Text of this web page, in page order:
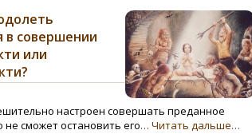
в совершении
или
настроен совершать преданное
не сможет остановить его… Читать дальше…